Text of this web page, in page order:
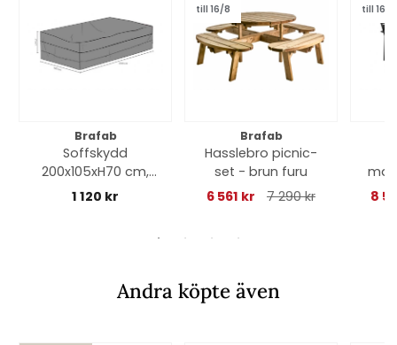
Brafab
Soffskydd
200x105xH70 cm,
andas - svart
1 120 kr
till 16/8
Brafab
Hasslebro picnic-
set - brun furu
6 561 kr
7 290 kr
till 16/8
4
8
Andra köpte även